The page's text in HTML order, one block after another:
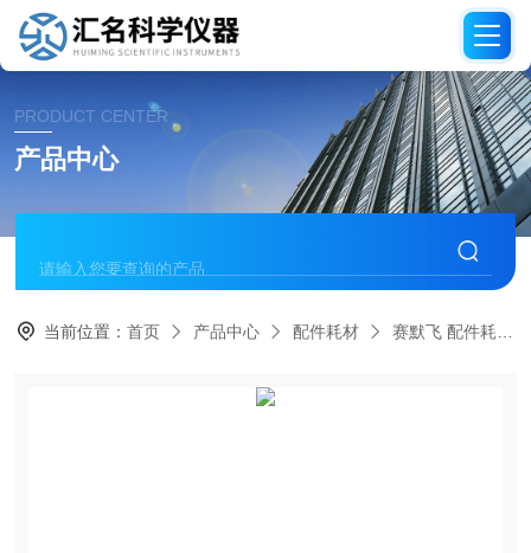
PRODUCT CENTER
产品中心
当前位置：首页 产品中心 配件耗材 赛默飞 配件耗材